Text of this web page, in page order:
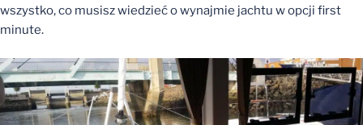
wszystko, co musisz wiedzieć o wynajmie jachtu w opcji first
minute.